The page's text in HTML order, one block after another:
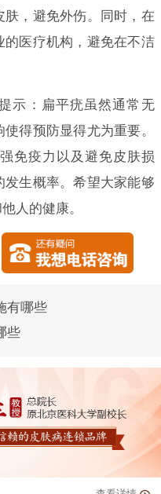
，避免外伤。同时，在
医疗机构，避免在不洁
示：扁平疣虽然通常无
得预防显得尤为重要。
免疫力以及避免皮肤损
生概率。希望大家能够
人的健康。
有哪些
些